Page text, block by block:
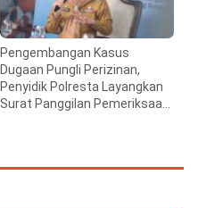
Pengembangan Kasus
Dugaan Pungli Perizinan,
Penyidik Polresta Layangkan
Surat Panggilan Pemeriksaan